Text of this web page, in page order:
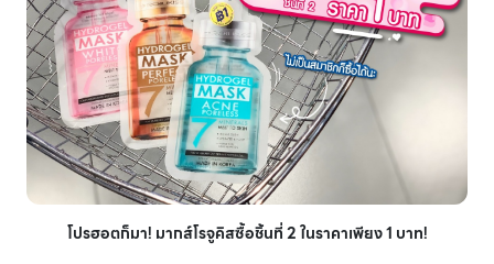
โปรฮอตก็มา! มากส์โรจูคิสซื้อชิ้นที่ 2 ในราคาเพียง 1 บาท!